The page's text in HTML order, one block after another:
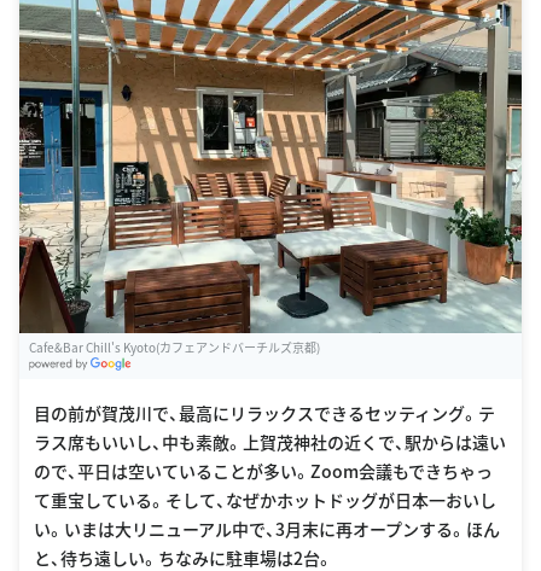
Cafe&Bar Chill's Kyoto(カフェアンドバーチルズ京都)
目の前が賀茂川で、最高にリラックスできるセッティング。テ
ラス席もいいし、中も素敵。上賀茂神社の近くで、駅からは遠い
ので、平日は空いていることが多い。Zoom会議もできちゃっ
て重宝している。そして、なぜかホットドッグが日本一おいし
い。いまは大リニューアル中で、3月末に再オープンする。ほん
と、待ち遠しい。ちなみに駐車場は2台。